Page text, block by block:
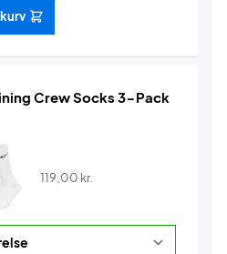
Crew Socks 3-Pack
119,00 kr.